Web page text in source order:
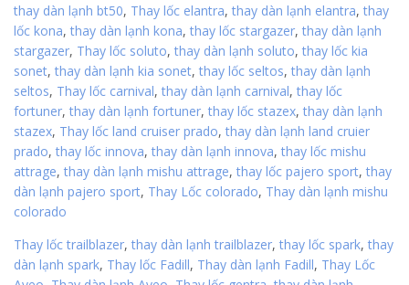
thay dàn lạnh bt50, Thay lốc elantra, thay dàn lạnh elantra, thay
lốc kona, thay dàn lạnh kona, thay lốc stargazer, thay dàn lạnh
stargazer, Thay lốc soluto, thay dàn lạnh soluto, thay lốc kia
sonet, thay dàn lạnh kia sonet, thay lốc seltos, thay dàn lạnh
seltos, Thay lốc carnival, thay dàn lạnh carnival, thay lốc
fortuner, thay dàn lạnh fortuner, thay lốc stazex, thay dàn lạnh
stazex, Thay lốc land cruiser prado, thay dàn lạnh land cruier
prado, thay lốc innova, thay dàn lạnh innova, thay lốc mishu
attrage, thay dàn lạnh mishu attrage, thay lốc pajero sport, thay
dàn lạnh pajero sport, Thay Lốc colorado, Thay dàn lạnh mishu
colorado
Thay lốc trailblazer, thay dàn lạnh trailblazer, thay lốc spark, thay
dàn lạnh spark, Thay lốc Fadill, Thay dàn lạnh Fadill, Thay Lốc